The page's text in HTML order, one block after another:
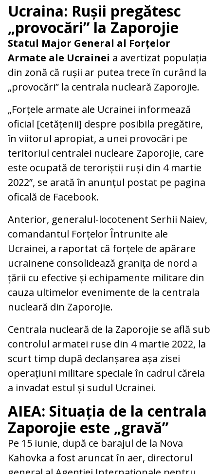
Ucraina: Rușii pregătesc
„provocări” la Zaporojie
Statul Major General al Forțelor
Armate ale Ucrainei a avertizat populația
din zonă că rușii ar putea trece în curând la
„provocări” la centrala nucleară Zaporojie.
„Forțele armate ale Ucrainei informează
oficial [cetățenii] despre posibila pregătire,
în viitorul apropiat, a unei provocări pe
teritoriul centralei nucleare Zaporojie, care
este ocupată de teroriștii ruși din 4 martie
2022”, se arată în anunțul postat pe pagina
oficală de Facebook.
Anterior, generalul-locotenent Serhii Naiev,
comandantul Forțelor Întrunite ale
Ucrainei, a raportat că forțele de apărare
ucrainene consolidează granița de nord a
țării cu efective și echipamente militare din
cauza ultimelor evenimente de la centrala
nucleară din Zaporojie.
Centrala nucleară de la Zaporojie se află sub
controlul armatei ruse din 4 martie 2022, la
scurt timp după declanșarea așa zisei
operațiuni militare speciale în cadrul căreia
a invadat estul și sudul Ucrainei.
AIEA: Situația de la centrala
Zaporojie este „gravă”
Pe 15 iunie, după ce barajul de la Nova
Kahovka a fost aruncat în aer, directorul